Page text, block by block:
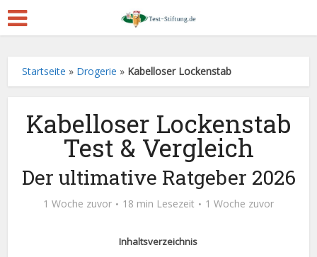
Startseite » Drogerie » Kabelloser Lockenstab
Kabelloser Lockenstab
Test & Vergleich
Der ultimative Ratgeber 2026
1 Woche zuvor 18 min Lesezeit 1 Woche zuvor
Inhaltsverzeichnis